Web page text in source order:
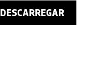
DESCARREGAR